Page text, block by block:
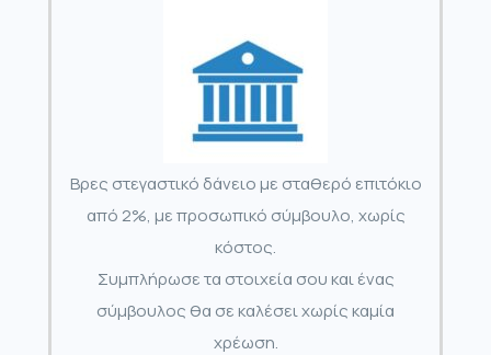
Βρες στεγαστικό δάνειο με σταθερό επιτόκιο
από 2%, με προσωπικό σύμβουλο, χωρίς
κόστος.
Συμπλήρωσε τα στοιχεία σου και ένας
σύμβουλος θα σε καλέσει χωρίς καμία
χρέωση.